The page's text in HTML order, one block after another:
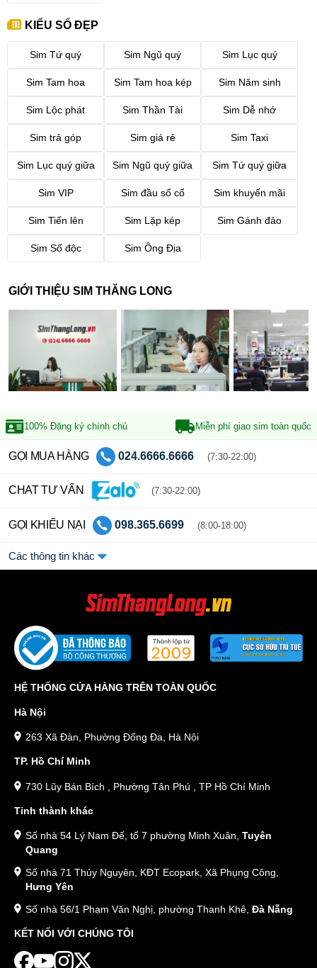
KIỂU SỐ ĐẸP
Sim Tứ quý Sim Ngũ quý Sim Lục quý
Sim Tam hoa Sim Tam hoa kép Sim Năm sinh
Sim Lộc phát Sim Thần Tài Sim Dễ nhớ
Sim trả góp Sim giá rẻ Sim Taxi
Sim Lục quý giữa Sim Ngũ quý giữa Sim Tứ quý giữa
Sim VIP Sim đầu số cổ Sim khuyến mãi
Sim Tiến lên Sim Lặp kép Sim Gánh đảo
Sim Số độc Sim Ông Địa
GIỚI THIỆU SIM THĂNG LONG
100% Đăng ký chính chủ Miễn phí giao sim toàn quốc
GỌI MUA HÀNG 024.6666.6666 (7:30-22:00)
CHAT TƯ VẤN (7:30-22:00)
GỌI KHIẾU NẠI 098.365.6699 (8:00-18:00)
Các thông tin khác
HỆ THỐNG CỬA HÀNG TRÊN TOÀN QUỐC
Hà Nội
263 Xã Đàn, Phường Đống Đa, Hà Nội
TP. Hồ Chí Minh
730 Lũy Bán Bích , Phường Tân Phú , TP Hồ Chí Minh
Tỉnh thành khác
Số nhà 54 Lý Nam Đế, tổ 7 phường Minh Xuân, Tuyên
Quang
Số nhà 71 Thủy Nguyên, KĐT Ecopark, Xã Phụng Công,
Hưng Yên
Số nhà 56/1 Phạm Văn Nghị, phường Thanh Khê, Đà Nẵng
KẾT NỐI VỚI CHÚNG TÔI